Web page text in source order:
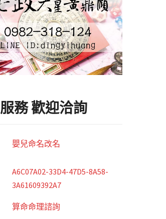
務 歡迎洽詢
嬰兒命名改名
A6C07A02-33D4-47D5-8A58-
3A61609392A7
算命命理諮詢